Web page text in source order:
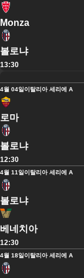
Monza
볼로냐
13:30
4월 04일이탈리아 세리에 A
로마
볼로냐
12:30
4월 11일이탈리아 세리에 A
볼로냐
베네치아
12:30
4월 18일이탈리아 세리에 A